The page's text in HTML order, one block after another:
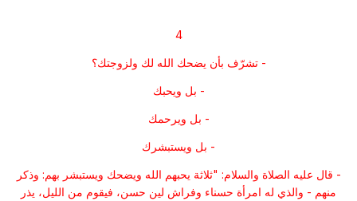
4
- تشرّف بأن يضحك الله لك ولزوجتك؟
- بل ويحبك
- بل ويرحمك
- بل ويستبشرك
- قال عليه الصلاة والسلام: "ثلاثة يحبهم الله ويضحك ويستبشر بهم: وذكر
منهم - والذي له امرأة حسناء وفراش لين حسن، فيقوم من الليل، يذر